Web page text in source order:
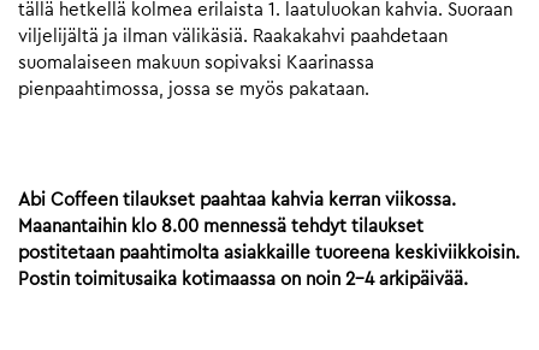
tällä hetkellä kolmea erilaista 1. laatuluokan kahvia. Suoraan
viljelijältä ja ilman välikäsiä. Raakakahvi paahdetaan
suomalaiseen makuun sopivaksi Kaarinassa
pienpaahtimossa, jossa se myös pakataan.
Abi Coffeen tilaukset paahtaa kahvia kerran viikossa.
Maanantaihin klo 8.00 mennessä tehdyt tilaukset
postitetaan paahtimolta asiakkaille tuoreena keskiviikkoisin.
Postin toimitusaika kotimaassa on noin 2-4 arkipäivää.